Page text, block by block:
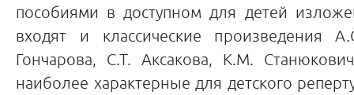
пособиями в доступном для детей
входят и классические произведения
Гончарова, С.Т. Аксакова, К.М.
наиболее характерные для детского